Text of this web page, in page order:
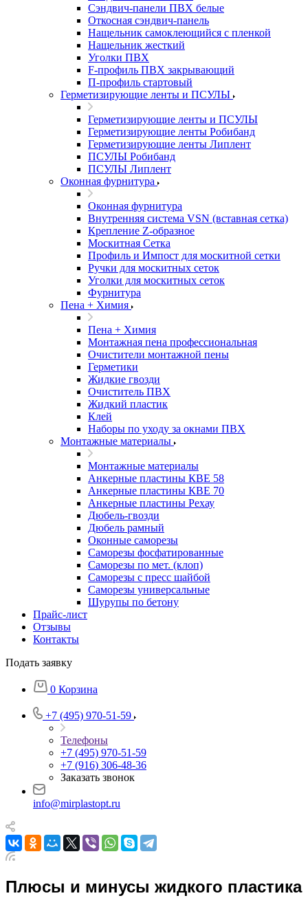
Сэндвич-панели ПВХ белые
Откосная сэндвич-панель
Нащельник самоклеющийся с пленкой
Нащельник жесткий
Уголки ПВХ
F-профиль ПВХ закрывающий
П-профиль стартовый
Герметизирующие ленты и ПСУЛЫ
Герметизирующие ленты и ПСУЛЫ
Герметизирующие ленты Робибанд
Герметизирующие ленты Липлент
ПСУЛЫ Робибанд
ПСУЛЫ Липлент
Оконная фурнитура
Оконная фурнитура
Внутренняя система VSN (вставная сетка)
Крепление Z-образное
Москитная Сетка
Профиль и Импост для москитной сетки
Ручки для москитных сеток
Уголки для москитных сеток
Фурнитура
Пена + Химия
Пена + Химия
Монтажная пена профессиональная
Очистители монтажной пены
Герметики
Жидкие гвозди
Очиститель ПВХ
Жидкий пластик
Клей
Наборы по уходу за окнами ПВХ
Монтажные материалы
Монтажные материалы
Анкерные пластины КВЕ 58
Анкерные пластины КВЕ 70
Анкерные пластины Рехау
Дюбель-гвозди
Дюбель рамный
Оконные саморезы
Саморезы фосфатированные
Саморезы по мет. (клоп)
Саморезы с пресс шайбой
Саморезы универсальные
Шурупы по бетону
Прайс-лист
Отзывы
Контакты
Подать заявку
0 Корзина
+7 (495) 970-51-59
Телефоны
+7 (495) 970-51-59
+7 (916) 306-48-36
Заказать звонок
info@mirplastopt.ru
Плюсы и минусы жидкого пластика